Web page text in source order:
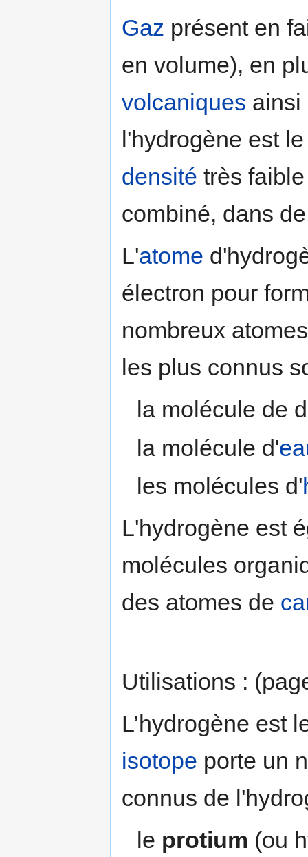
Gaz présent en
en volume), en
volcaniques
l'hydrogène est
densité très
combiné, dans
L'atome
électron pour
nombreux
les plus connus
la molécule de
la molécule d'
les molécules d'
L'hydrogène est
molécules
des atomes de
Utilisations :
L’hydrogène est
isotope porte un
connus de
le protium (ou